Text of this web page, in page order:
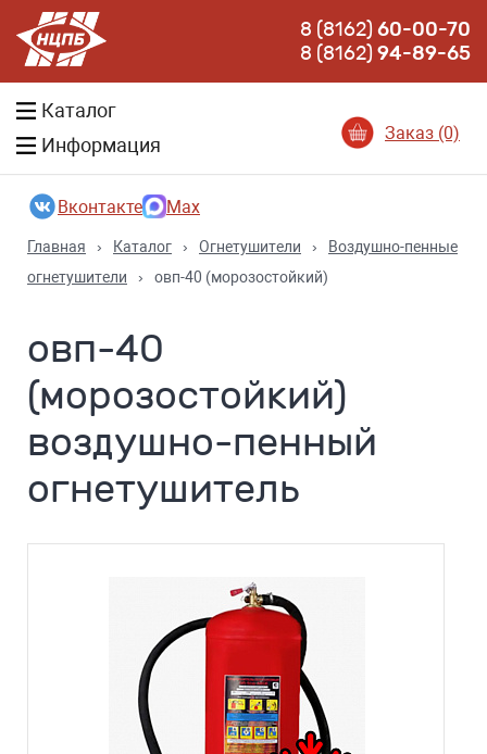
8 (8162)60-00-70
8 (8162)94-89-65
Каталог
Информация
Заказ (0)
Вконтакте Max
Главная › Каталог › Огнетушители ›
Воздушно-пенные
огнетушители
› овп-40 (морозостойкий)
овп-40
(морозостойкий)
воздушно-пенный
огнетушитель